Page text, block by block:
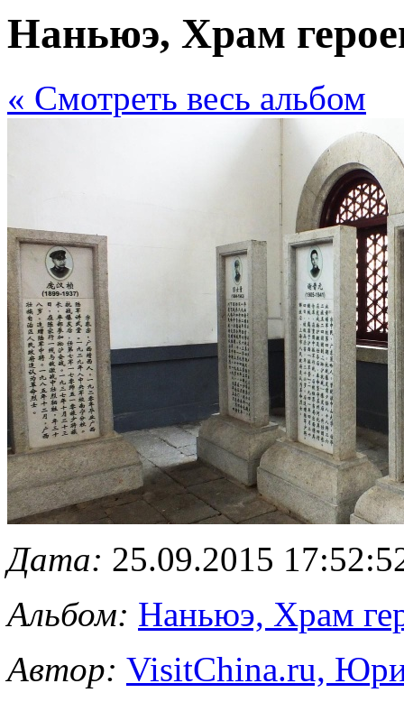
Наньюэ, Храм
« Cмотреть весь альбом
Дата: 25.09.2015
Альбом: Наньюэ, Храм
Автор: VisitChina.ru,